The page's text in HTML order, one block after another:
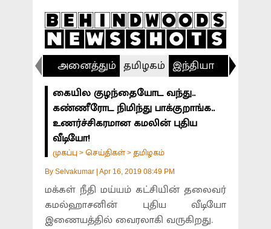
அனைத்தும் தமிழகம் இந்தியா
கையில குழந்தையோட வந்து..
கண்ணீரோட நிமிந்து பாக்குறாங்க..
உணர்ச்சிகரமான கமலின் புதிய
வீடியோ!
முகப்பு > செய்திகள் > தமிழகம்
By Selvakumar Apr 16, 2019 08:49 PM
மக்கள் நீதி மய்யம் கட்சியின் தலைவர்
கமல்ஹாசனின் புதிய வீடியோ
இணையத்தில் வைரலாகி வருகிறது.